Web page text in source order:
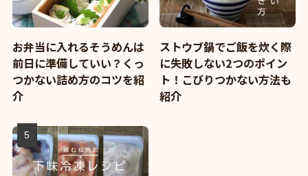
お弁当に入れるそうめんは
前日に準備していい？くっ
つかない詰め方のコツを紹
介
ストウブ鍋でご飯を炊く際
に失敗しない2つのポイン
ト！こびりつかない方法も
紹介